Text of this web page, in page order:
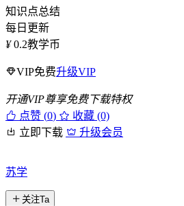
知识点总结
每日更新
¥ 0.2教学币
VIP免费升级VIP
开通VIP尊享免费下载特权
点赞 (0)
收藏 (0)
立即下载
升级会员
苏学
关注Ta